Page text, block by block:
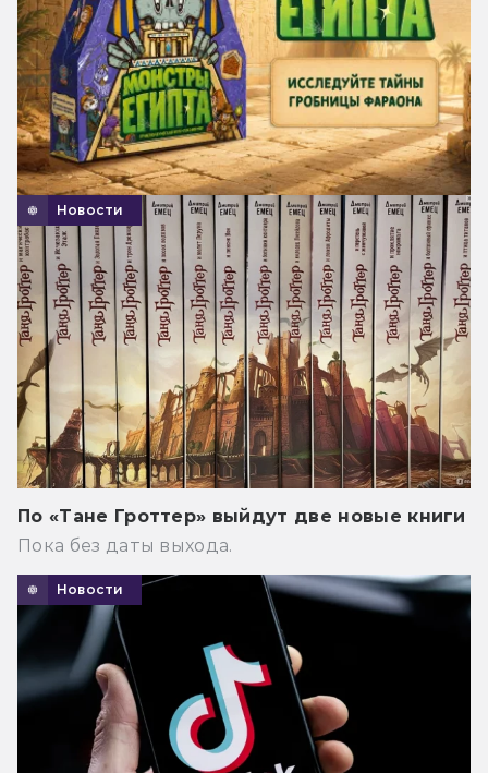
Новости
По «Тане Гроттер» выйдут две новые книги
Пока без даты выхода.
Новости